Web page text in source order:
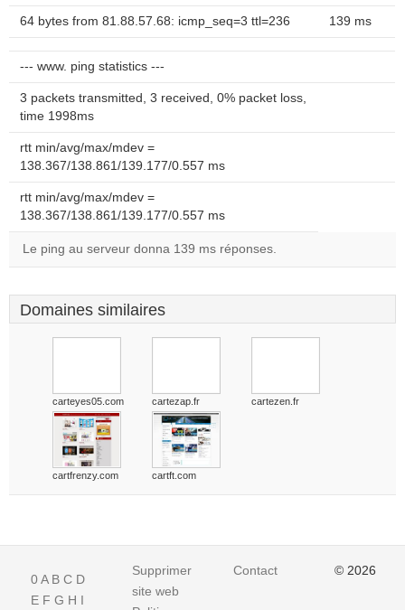
64 bytes from 81.88.57.68: icmp_seq=3 ttl=236 139 ms
--- www. ping statistics ---
3 packets transmitted, 3 received, 0% packet loss,
time 1998ms
rtt min/avg/max/mdev =
138.367/138.861/139.177/0.557 ms
rtt min/avg/max/mdev =
138.367/138.861/139.177/0.557 ms
Le ping au serveur donna 139 ms réponses.
Domaines similaires
carteyes05.com cartezap.fr cartezen.fr
cartfrenzy.com cartft.com
0A B C D
E F G H I
Supprimer
site web
Contact © 2026